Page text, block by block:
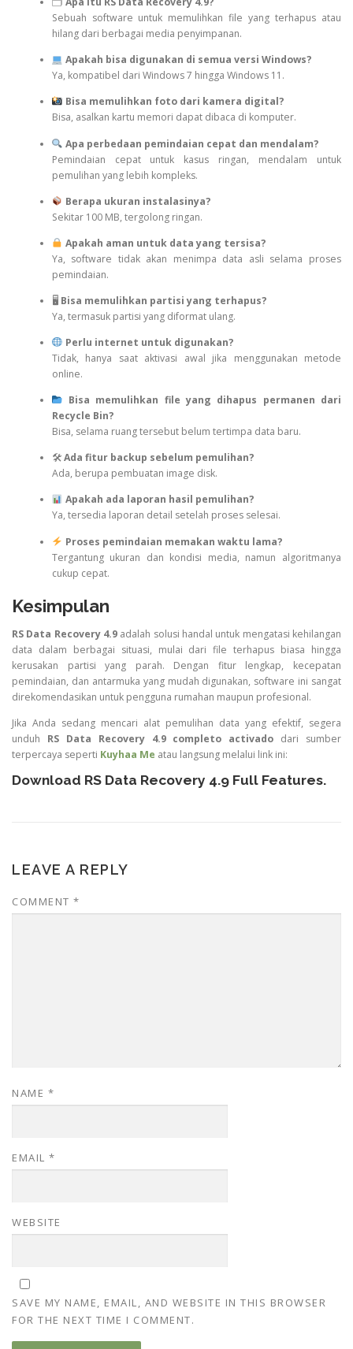
Sebuah software untuk memulihkan file yang terhapus atau
hilang dari berbagai media penyimpanan.
Apakah bisa digunakan di semua versi Windows?
Ya, kompatibel dari Windows 7 hingga Windows 11.
Bisa memulihkan foto dari kamera digital?
Bisa, asalkan kartu memori dapat dibaca di komputer.
Apa perbedaan pemindaian cepat dan mendalam?
Pemindaian cepat untuk kasus ringan, mendalam untuk
pemulihan yang lebih kompleks.
Berapa ukuran instalasinya?
Sekitar 100 MB, tergolong ringan.
Apakah aman untuk data yang tersisa?
Ya, software tidak akan menimpa data asli selama proses
pemindaian.
🖥 Bisa memulihkan partisi yang terhapus?
Ya, termasuk partisi yang diformat ulang.
Perlu internet untuk digunakan?
Tidak, hanya saat aktivasi awal jika menggunakan metode
online.
Bisa memulihkan file yang dihapus permanen dari
Recycle Bin?
Bisa, selama ruang tersebut belum tertimpa data baru.
🛠Ada fitur backup sebelum pemulihan?
Ada, berupa pembuatan image disk.
Apakah ada laporan hasil pemulihan?
Ya, tersedia laporan detail setelah proses selesai.
Proses pemindaian memakan waktu lama?
Tergantung ukuran dan kondisi media, namun algoritmanya
cukup cepat.
Kesimpulan
RS Data Recovery 4.9 adalah solusi handal untuk mengatasi kehilangan
data dalam berbagai situasi, mulai dari file terhapus biasa hingga
kerusakan partisi yang parah. Dengan fitur lengkap, kecepatan
pemindaian, dan antarmuka yang mudah digunakan, software ini sangat
direkomendasikan untuk pengguna rumahan maupun profesional.
Jika Anda sedang mencari alat pemulihan data yang efektif, segera
unduh RS Data Recovery 4.9 completo activado dari sumber
terpercaya seperti Kuyhaa Me atau langsung melalui link ini:
Download RS Data Recovery 4.9 Full Features.
LEAVE A REPLY
COMMENT *
NAME *
EMAIL *
WEBSITE
SAVE MY NAME, EMAIL, AND WEBSITE IN THIS BROWSER
FOR THE NEXT TIME I COMMENT.